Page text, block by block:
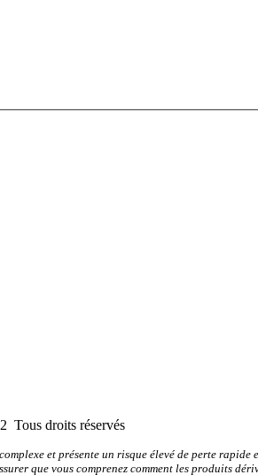
Tous droits réservés
et présente un risque élevé de perte
que vous comprenez comment les produits